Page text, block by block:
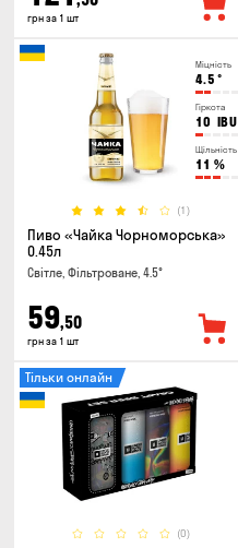
грн за 1 шт
Міцність
4.5 °
Гіркота
10 IBU
Щільність
11 %
(1)
Пиво «Чайка Чорноморська»
0.45л
Світле, Фільтроване, 4.5°
59,50
грн за 1 шт
(0)
Тільки онлайн